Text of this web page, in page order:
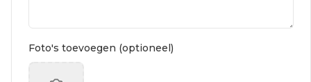
Foto's toevoegen (optioneel)